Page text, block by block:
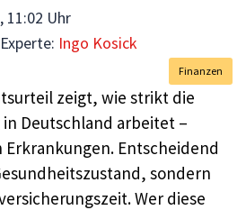
11:02 Uhr
Experte: Ingo Kosick
Finanzen
zeigt, wie strikt die
Deutschland arbeitet –
Entscheidend
sondern
Wer diese